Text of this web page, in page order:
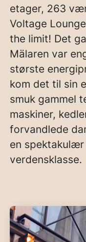
etager, 263
Voltage
the limit! Det
Mälaren var
største
kom det til sin
smuk gammel
maskiner,
forvandlede
en
verdensklasse.